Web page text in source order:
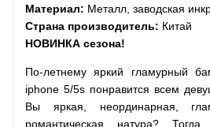
Материал: Металл, заводская
Страна производитель: Китай
НОВИНКА сезона!
По-летнему яркий гламурный
iphone 5/5s понравится всем
Вы яркая, неординарная,
романтическая натура? Тогда